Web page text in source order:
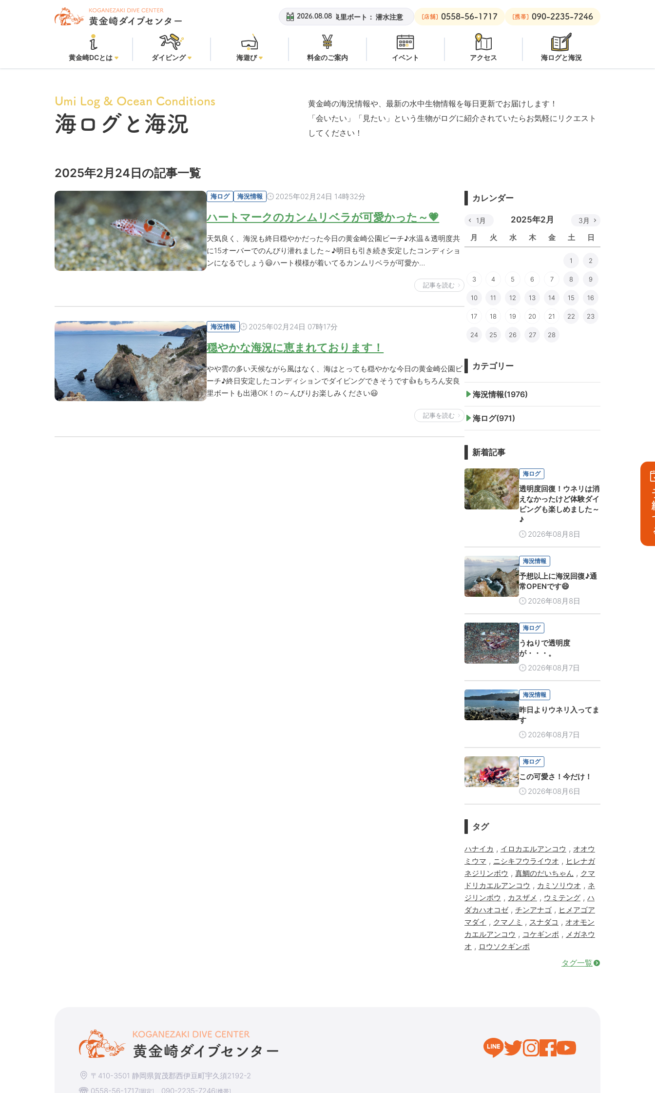
2026.08.08
オープン 安良里ボート： 潜水注意 黄金崎ビーチ：オープン 安良里ボート：潜水注意
[店舗] 0558-56-1717 [携帯] 090-2235-7246
黄金崎DCとは ダイビング 海遊び 料金のご案内 イベント アクセス 海ログと海況
Umi Log & Ocean Conditions
海ログと海況
黄金崎の海況情報や、最新の水中生物情報を毎日更新でお届けします！
「会いたい」「見たい」という生物がログに紹介されていたらお気軽にリクエスト
してください！
2025年2月24日の記事一覧
海ログ 海況情報 2025年02月24日 14時32分
ハートマークのカンムリベラが可愛かった～💗
天気良く、海況も終日穏やかだった今日の黄金崎公園ビーチ♪水温＆透明度共
に15オーバーでのんびり潜れました～♪明日も引き続き安定したコンディショ
ンになるでしょう😃ハート模様が着いてるカンムリベラが可愛か…
記事を読む
海況情報 2025年02月24日 07時17分
穏やかな海況に恵まれております！
やや雲の多い天候ながら風はなく、海はとっても穏やかな今日の黄金崎公園ビ
ーチ♪終日安定したコンディションでダイビングできそうです👍もちろん安良
里ボートも出港OK！の～んびりお楽しみください😃
記事を読む
カレンダー
2025年2月
月 火 水 木 金 土 日
1月 3月
1 2
3 4 5 6 7 8 9
10 11 12 13 14 15 16
17 18 19 20 21 22 23
24 25 26 27 28
カテゴリー
海況情報(1976)
海ログ(971)
新着記事
海ログ
透明度回復！ウネリは消
えなかったけど体験ダイ
ビングも楽しめました～
♪
2026年08月8日
海況情報
予想以上に海況回復♪通
常OPENです😄
2026年08月8日
海ログ
うねりで透明度
が・・・。
2026年08月7日
海況情報
昨日よりウネリ入ってま
す
2026年08月7日
海ログ
この可愛さ！今だけ！
2026年08月6日
タグ
ハナイカ , イロカエルアンコウ , オオウ
ミウマ , ニシキフウライウオ , ヒレナガ
ネジリンボウ , 真鯛のだいちゃん , クマ
ドリカエルアンコウ , カミソリウオ , ネ
ジリンボウ , カスザメ , ウミテング , ハ
ダカハオコゼ, チンアナゴ , ヒメアゴア
マダイ , クマノミ , スナダコ , オオモン
カエルアンコウ , コケギンポ , メガネウ
オ , ロウソクギンポ
タグ一覧
〒410-3501 静岡県賀茂郡西伊豆町宇久須2192-2
0558-56-1717[固定] 090-2235-7246[携帯]